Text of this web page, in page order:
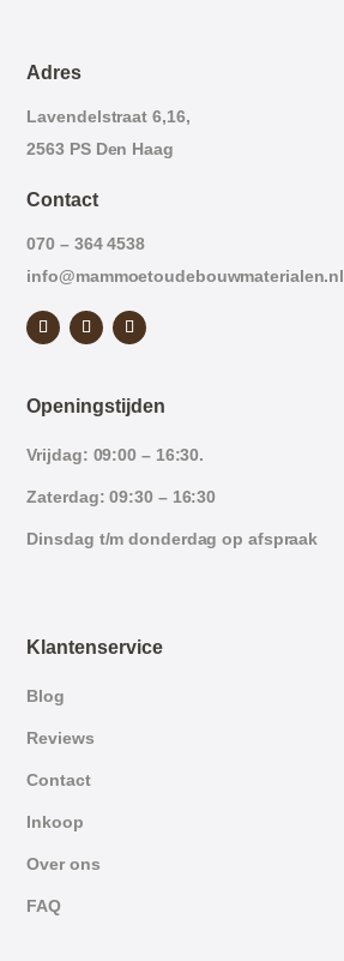
Adres
Lavendelstraat 6,16,
2563 PS Den Haag
Contact
070 – 364 4538
info@mammoetoudebouwmaterialen.nl
Openingstijden
Vrijdag: 09:00 – 16:30.
Zaterdag: 09:30 – 16:30
Dinsdag t/m donderdag op afspraak
Klantenservice
Blog
Reviews
Contact
Inkoop
Over ons
FAQ